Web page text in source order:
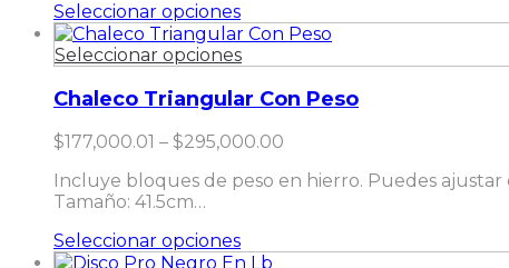
en
la
página
producto
elegir
en
página
producto
$795,000.00
Seleccionar opcionesEste
producto
tiene
múltiples
variantes.
opciones
pueden
la
Seleccionar opcionesEste
tiene
variantes.
opciones
Chaleco Triangular Con Peso
$177,000.01 – $295,000.00
$177,000.01
Incluye bloques de peso en hierro. Puedes
Tamaño: 41.5cm…
Seleccionar opcionesEste
producto